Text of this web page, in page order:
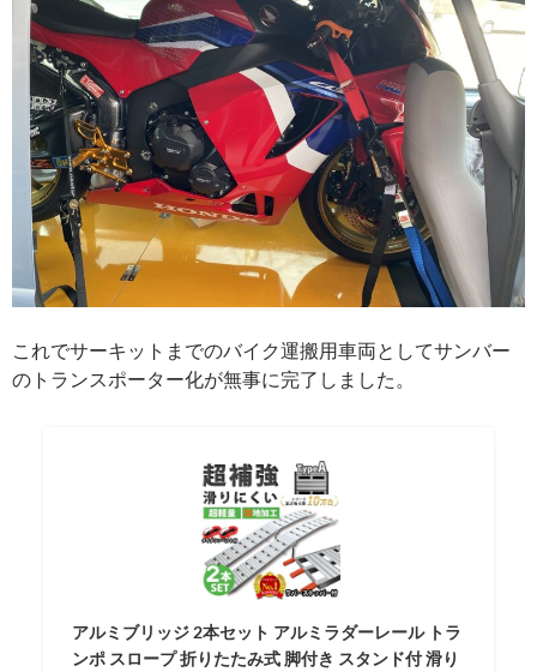
これでサーキットまでのバイク運搬用車両としてサンバー
のトランスポーター化が無事に完了しました。
アルミブリッジ 2本セット アルミラダーレール トラ
ンポ スロープ 折りたたみ式 脚付き スタンド付 滑り